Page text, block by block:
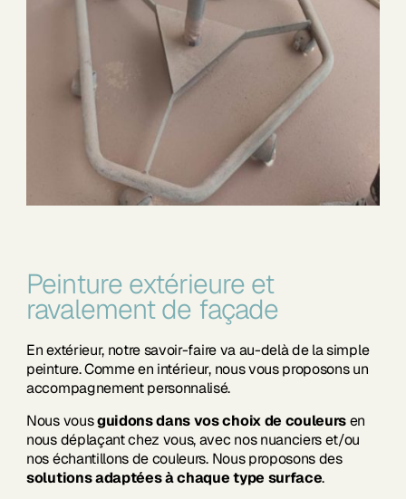
Peinture extérieure et
ravalement de façade
En extérieur, notre savoir-faire va au-delà de la simple
peinture. Comme en intérieur, nous vous proposons un
accompagnement personnalisé.
Nous vousguidons dans vos choix de couleursen
nous déplaçant chez vous, avec nos nuanciers et/ou
nos échantillons de couleurs. Nous proposons des
solutions adaptées à chaque type surface.